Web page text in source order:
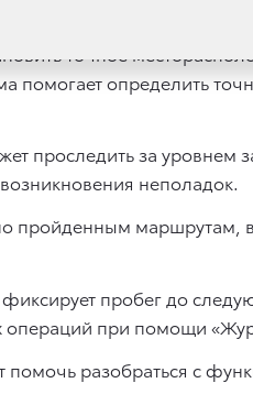
точное
помогает определить
проследить за уровнем
неполадок.
пройденным маршрутам,
фиксирует пробег до
операций при помощи
помочь разобраться с